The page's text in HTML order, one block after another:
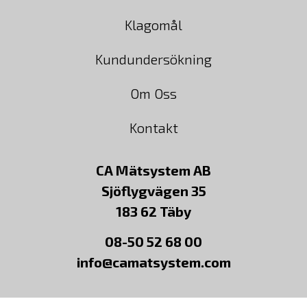
Klagomål
Kundundersökning
Om Oss
Kontakt
CA Mätsystem AB
Sjöflygvägen 35
183 62 Täby
08-50 52 68 00
info@camatsystem.com